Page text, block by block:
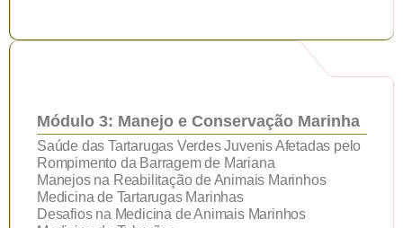
Módulo 3: Manejo e Conservação Marinha
Saúde das Tartarugas Verdes Juvenis Afetadas pelo
Rompimento da Barragem de Mariana
Manejos na Reabilitação de Animais Marinhos
Medicina de Tartarugas Marinhas
Desafios na Medicina de Animais Marinhos